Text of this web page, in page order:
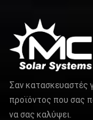
Σαν κατασκευαστές
προϊόντος που σας
να σας καλύψει.